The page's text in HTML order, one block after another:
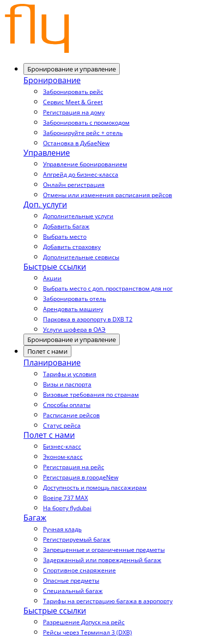
Бронирование и управление
Бронирование
Забронировать рейс
Сервис Meet & Greet
Регистрация на дому
Забронировать с промокодом
Забронируйте рейс + отель
Остановка в ДубаеNew
Управление
Управление бронированием
Апгрейд до бизнес-класса
Онлайн регистрация
Отмены или изменения расписания рейсов
Доп. услуги
Дополнительные услуги
Добавить багаж
Выбрать место
Добавить страховку
Дополнительные сервисы
Быстрые ссылки
Акции
Выбрать место с доп. пространством для ног
Забронировать отель
Арендовать машину
Парковка в аэропорту в DXB T2
Услуги шофера в ОАЭ
Бронирование и управление
Полет с нами
Планирование
Тарифы и условия
Визы и паспорта
Визовые требования по странам
Способы оплаты
Расписание рейсов
Статус рейса
Полет с нами
Бизнес-класс
Эконом-класс
Регистрация на рейс
Регистрация в городеNew
Доступность и помощь пассажирам
Boeing 737 MAX
На борту flydubai
Багаж
Ручная кладь
Регистрируемый багаж
Запрещенные и ограниченные предметы
Задержанный или поврежденный багаж
Спортивное снаряжение
Опасные предметы
Специальный багаж
Тарифы на регистрацию багажа в аэропорту
Быстрые ссылки
Разрешение Допуск на рейс
Рейсы через Терминал 3 (DXB)